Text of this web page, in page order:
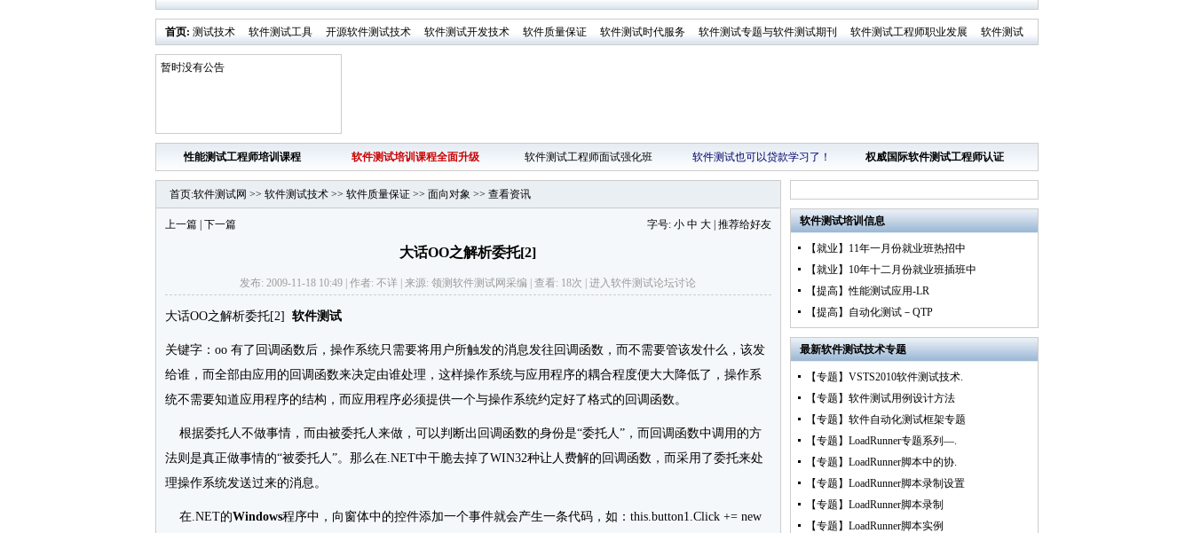
首页: 测试技术 软件测试工具 开源软件测试技术 软件测试开发技术 软件质量保证 软件测试时代服务 软件测试专题与软件测试期刊 软件测试工程师职业发展
软件测试
业界新闻
软件测试时代活动发布
暂时没有公告
性能测试工程师培训课程 软件测试培训课程全面升级 软件测试工程师面试强化班 软件测试也可以贷款学习了！ 权威国际软件测试工程师认证
首页:软件测试网 >> 软件测试技术>> 软件质量保证>> 面向对象 >> 查看资讯
字号: 小 中 大| 推荐给好友
上一篇| 下一篇
大话OO之解析委托[2]
发布: 2009-11-18 10:49 | 作者: 不详 | 来源: 领测软件测试网采编 | 查看: 18次 | 进入软件测试论坛讨论
大话OO之解析委托[2] 软件测试
关键字：oo 有了回调函数后，操作系统只需要将用户所触发的消息发往回调函数，而不需要管该发什么，该发
给谁，而全部由应用的回调函数来决定由谁处理，这样操作系统与应用程序的耦合程度便大大降低了，操作系
统不需要知道应用程序的结构，而应用程序必须提供一个与操作系统约定好了格式的回调函数。
根据委托人不做事情，而由被委托人来做，可以判断出回调函数的身份是“委托人”，而回调函数中调用的方
法则是真正做事情的“被委托人”。那么在.NET中干脆去掉了WIN32种让人费解的回调函数，而采用了委托来处
理操作系统发送过来的消息。
在.NET的Windows程序中，向窗体中的控件添加一个事件就会产生一条代码，如：this.button1.Click += new
软件测试培训信息
【就业】11年一月份就业班热招中
【就业】10年十二月份就业班插班中
【提高】性能测试应用-LR
【提高】自动化测试－QTP
最新软件测试技术专题
【专题】VSTS2010软件测试技术.
【专题】软件测试用例设计方法
【专题】软件自动化测试框架专题
【专题】LoadRunner专题系列—.
【专题】LoadRunner脚本中的协.
【专题】LoadRunner脚本录制设置
【专题】LoadRunner脚本录制
【专题】LoadRunner脚本实例